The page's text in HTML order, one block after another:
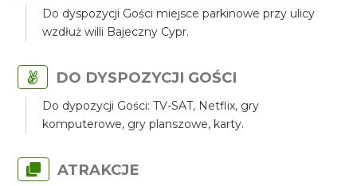
Do dyspozycji Gości miejsce parkinowe przy ulicy
wzdłuż willi Bajeczny Cypr.
DO DYSPOZYCJI GOŚCI
Do dypozycji Gości: TV-SAT, Netflix, gry
komputerowe, gry planszowe, karty.
ATRAKCJE